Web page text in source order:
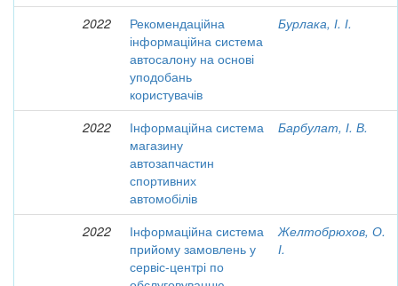
2022
Рекомендаційна
інформаційна система
автосалону на основі
уподобань
користувачів
Бурлака, І. І.
2022
Інформаційна система
магазину
автозапчастин
спортивних
автомобілів
Барбулат, І. В.
2022
Інформаційна система
прийому замовлень у
сервіс-центрі по
Желтобрюхов, О.
І.